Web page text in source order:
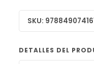
SKU:
DETALLES DEL